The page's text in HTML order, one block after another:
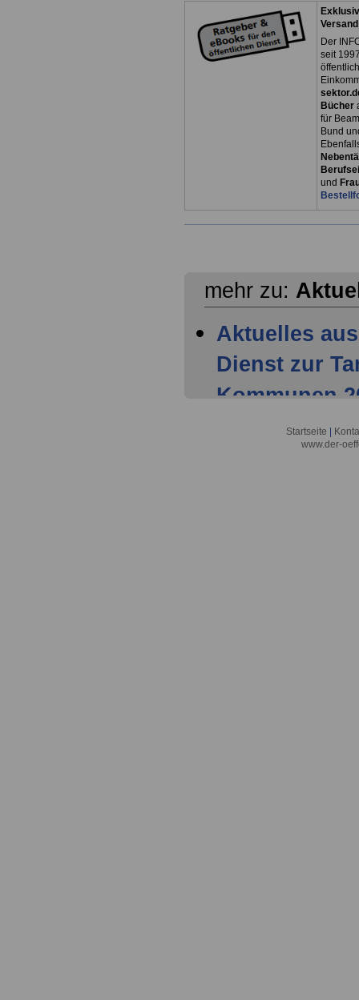
Der
seit
Bücher
für
Bund
und
mehr zu:
Aktuelles
Dienst zur
Kommunen
Mitglieder
Startseite
www.der-